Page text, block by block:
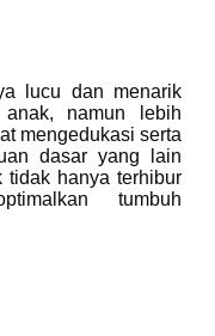
lucu dan menarik
namun lebih
mengedukasi serta
dasar yang lain
tidak hanya terhibur
tumbuh